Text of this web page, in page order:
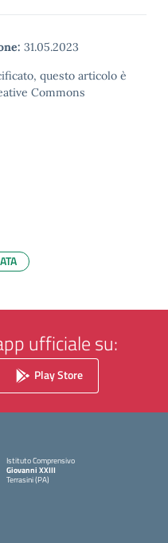
31.05.2023
questo articolo è
Commons
ufficiale su:
Play Store
Istituto Comprensivo
Giovanni XXIII
Terrasini (PA)